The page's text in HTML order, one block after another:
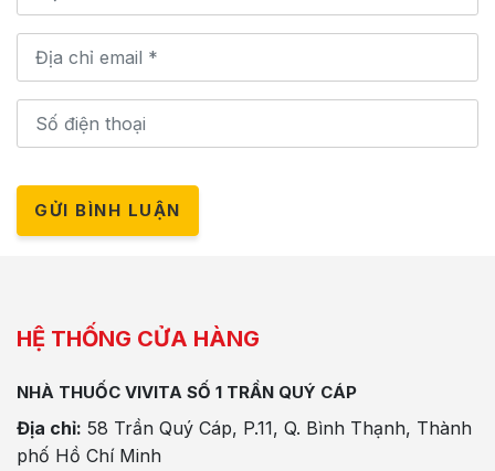
GỬI BÌNH LUẬN
HỆ THỐNG CỬA HÀNG
NHÀ THUỐC VIVITA SỐ 1 TRẦN QUÝ CÁP
Địa chỉ: 58 Trần Quý Cáp, P.11, Q. Bình Thạnh, Thành
phố Hồ Chí Minh